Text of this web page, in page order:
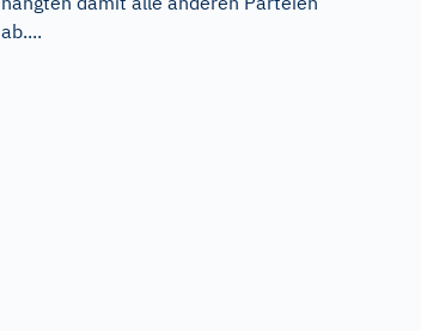
ab....